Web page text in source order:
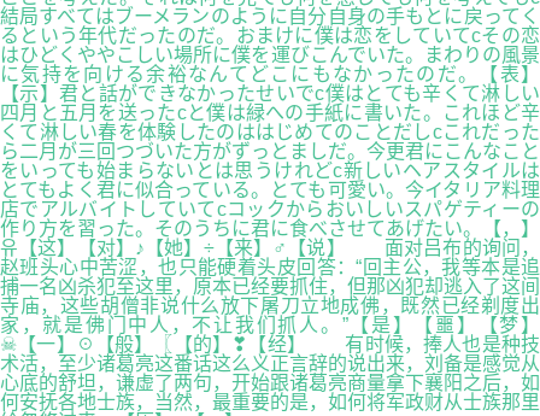
結局すべてはブーメランのように自分自身の手もとに戻ってく
るという年代だったのだ。おまけに僕は恋をしていてcその恋
はひどくややこしい場所に僕を運びこんでいた。まわりの風景
に気持を向ける余裕なんてどこにもなかったのだ。【表】
【示】君と話ができなかったせいでc僕はとても辛くて淋しい
四月と五月を送ったcと僕は緑への手紙に書いた。これほど辛
くて淋しい春を体験したのははじめてのことだしcこれだった
ら二月が三回つづいた方がずっとましだ。今更君にこんなこと
をいっても始まらないとは思うけれどc新しいヘアスタイルは
とてもよく君に似合っている。とても可愛い。今イタリア料理
店でアルバイトしていてcコックからおいしいスパゲティーの
作り方を習った。そのうちに君に食べさせてあげたい。【，】
유【这】【对】♪【她】÷【来】♂【说】 面对吕布的询问，
赵班头心中苦涩，也只能硬着头皮回答：“回主公，我等本是追
捕一名凶杀犯至这里，原本已经要抓住，但那凶犯却逃入了这间
寺庙，这些胡僧非说什么放下屠刀立地成佛，既然已经剃度出
家，就是佛门中人，不让我们抓人。”【是】【噩】【梦】
☠【一】☉【般】〖【的】❣【经】 有时候，捧人也是种技
术活，至少诸葛亮这番话这么义正言辞的说出来，刘备是感觉从
心底的舒坦，谦虚了两句，开始跟诸葛亮商量拿下襄阳之后，如
何安抚各地士族，当然，最重要的是，如何将军政财从士族那里